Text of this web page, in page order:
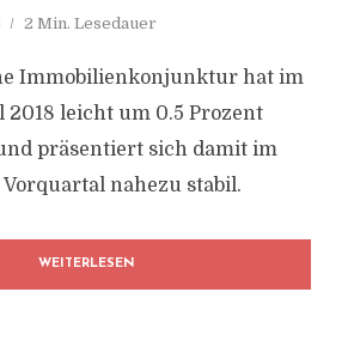
2 Min. Lesedauer
Immobilienkonjunktur hat im
leicht um 0.5 Prozent
präsentiert sich damit im
nahezu stabil.
WEITERLESEN